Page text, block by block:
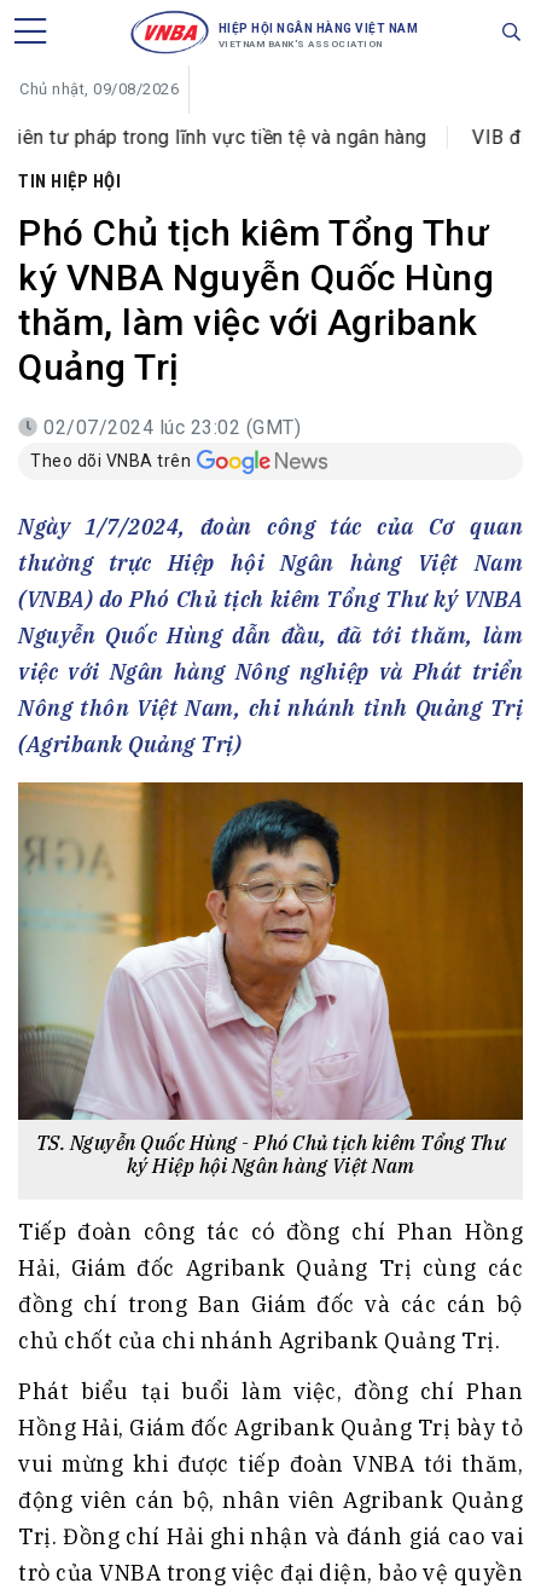
HIỆP HỘI NGÂN HÀNG VIỆT NAM
VIETNAM BANK'S ASSOCIATION
Chủ nhật, 09/08/2026
lĩnh vực tiền tệ và ngân hàng VIB đổi tên Phòng
TIN HIỆP HỘI
Phó Chủ tịch kiêm Tổng Thư
ký VNBA Nguyễn Quốc Hùng
thăm, làm việc với Agribank
Quảng Trị
02/07/2024 lúc 23:02 (GMT)
Theo dõi VNBA trên
Ngày 1/7/2024, đoàn công tác của Cơ quan
thường trực Hiệp hội Ngân hàng Việt Nam
(VNBA) do Phó Chủ tịch kiêm Tổng Thư ký VNBA
Nguyễn Quốc Hùng dẫn đầu, đã tới thăm, làm
việc với Ngân hàng Nông nghiệp và Phát triển
Nông thôn Việt Nam, chi nhánh tỉnh Quảng Trị
(Agribank Quảng Trị)
TS. Nguyễn Quốc Hùng - Phó Chủ tịch kiêm Tổng Thư
ký Hiệp hội Ngân hàng Việt Nam
Tiếp đoàn công tác có đồng chí Phan Hồng
Hải, Giám đốc Agribank Quảng Trị cùng các
đồng chí trong Ban Giám đốc và các cán bộ
chủ chốt của chi nhánh Agribank Quảng Trị.
Phát biểu tại buổi làm việc, đồng chí Phan
Hồng Hải, Giám đốc Agribank Quảng Trị bày tỏ
vui mừng khi được tiếp đoàn VNBA tới thăm,
động viên cán bộ, nhân viên Agribank Quảng
Trị. Đồng chí Hải ghi nhận và đánh giá cao vai
trò của VNBA trong việc đại diện, bảo vệ quyền